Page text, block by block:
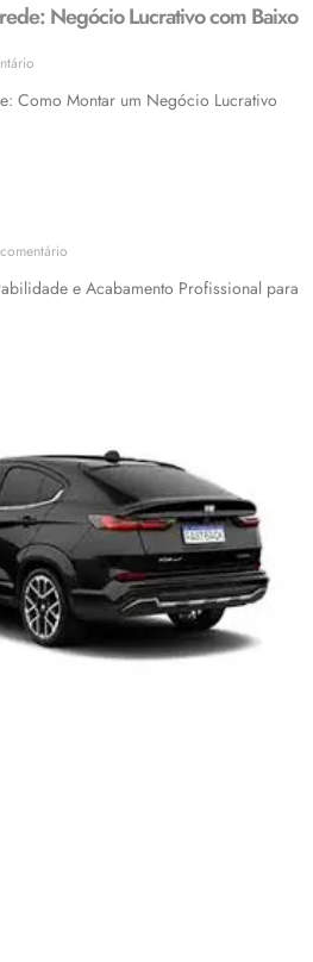
Negócio Lucrativo com Baixo
Como Montar um Negócio Lucrativo
e Acabamento Profissional para